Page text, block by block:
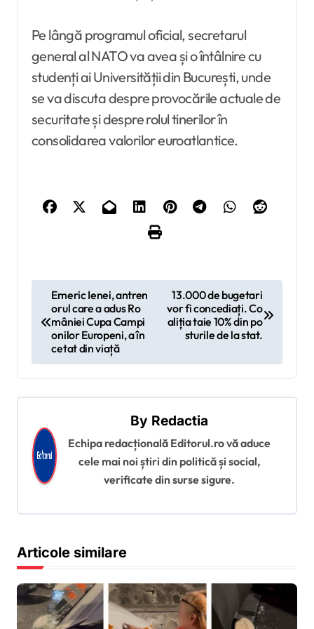
Pe lângă programul oficial, secretarul
general al NATO va avea și o întâlnire cu
studenți ai Universității din București, unde
se va discuta despre provocările actuale de
securitate și despre rolul tinerilor în
consolidarea valorilor euroatlantice.
i
g
r
e
î
r
t
i
c
Emeric Ienei, antren
orul care a adus Ro
mâniei Cupa Campi
onilor Europeni, a în
cetat din viață
13.000 de bugetari
vor fi concediați. Co
aliția taie 10% din po
sturile de la stat.
By Redactia
Echipa redacțională Editorul.ro vă aduce
cele mai noi știri din politică și social,
verificate din surse sigure.
Articole similare